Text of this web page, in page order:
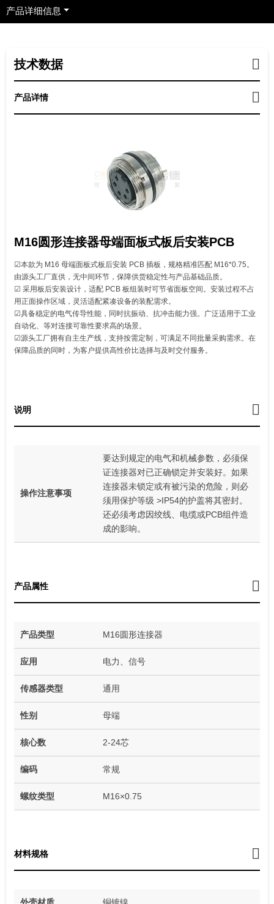
产品详细信息
技术数据
产品详情
M16圆形连接器母端面板式板后安装PCB
☑本款为 M16 母端面板式板后安装 PCB 插板，规格精准匹配 M16*0.75。
由源头工厂直供，无中间环节，保障供货稳定性与产品基础品质。
☑ 采用板后安装设计，适配 PCB 板组装时可节省面板空间。安装过程不占
用正面操作区域，灵活适配紧凑设备的装配需求。
☑具备稳定的电气传导性能，同时抗振动、抗冲击能力强。广泛适用于工业
自动化、等对连接可靠性要求高的场景。
☑源头工厂拥有自主生产线，支持按需定制，可满足不同批量采购需求。在
保障品质的同时，为客户提供高性价比选择与及时交付服务。
说明
操作注意事项
要达到规定的电气和机械参数，必须保
证连接器对已正确锁定并安装好。如果
连接器未锁定或有被污染的危险，则必
须用保护等级 >IP54的护盖将其密封。
还必须考虑因绞线、电缆或PCB组件造
成的影响。
产品属性
产品类型 M16圆形连接器
应用 电力、信号
传感器类型 通用
性别 母端
核心数 2-24芯
编码 常规
螺纹类型 M16×0.75
材料规格
外壳材质 铜镀镍